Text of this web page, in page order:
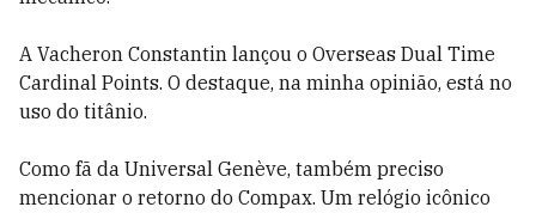
A Vacheron Constantin lançou o Overseas Dual Time
Cardinal Points. O destaque, na minha opinião, está no
uso do titânio.
Como fã da Universal Genève, também preciso
mencionar o retorno do Compax. Um relógio icônico